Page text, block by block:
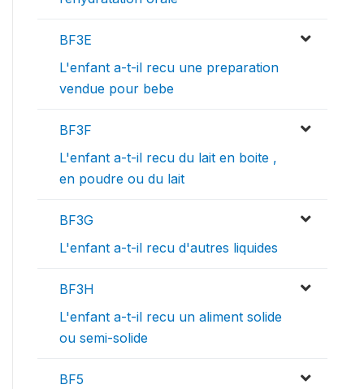
BF3E
L'enfant a-t-il recu une preparation
vendue pour bebe
BF3F
L'enfant a-t-il recu du lait en boite ,
en poudre ou du lait
BF3G
L'enfant a-t-il recu d'autres liquides
BF3H
L'enfant a-t-il recu un aliment solide
ou semi-solide
BF5